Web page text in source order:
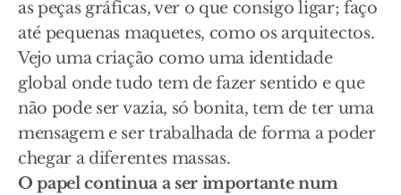
as peças gráficas, ver o que consigo ligar; faço
até pequenas maquetes, como os arquitectos.
Vejo uma criação como uma identidade
global onde tudo tem de fazer sentido e que
não pode ser vazia, só bonita, tem de ter uma
mensagem e ser trabalhada de forma a poder
chegar a diferentes massas.
O papel continua a ser importante num